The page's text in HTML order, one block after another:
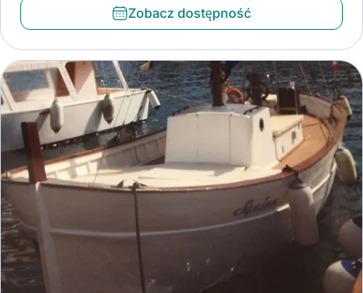
Zobacz dostępność